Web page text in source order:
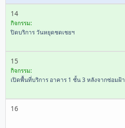
14
กิจกรรม:
ปิดบริการ วันหยุดชดเชยฯ
15
กิจกรรม:
เปิดพื้นที่บริการ อาคาร 1 ชั้น 3 หลังจากซ่อมฝ้า
16